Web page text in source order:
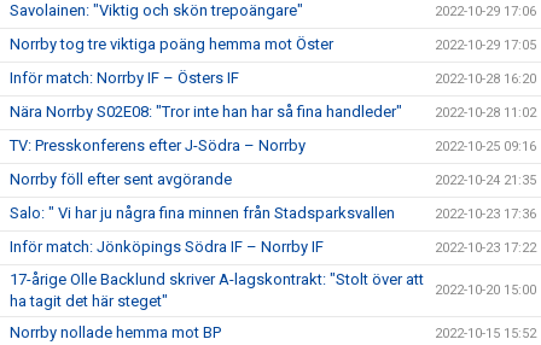
Savolainen: "Viktig och skön trepoängare" 2022-10-29 17:06
Norrby tog tre viktiga poäng hemma mot Öster 2022-10-29 17:05
Inför match: Norrby IF – Östers IF 2022-10-28 16:20
Nära Norrby S02E08: "Tror inte han har så fina handleder" 2022-10-28 11:02
TV: Presskonferens efter J-Södra – Norrby 2022-10-25 09:16
Norrby föll efter sent avgörande 2022-10-24 21:35
Salo: " Vi har ju några fina minnen från Stadsparksvallen 2022-10-23 17:36
Inför match: Jönköpings Södra IF – Norrby IF 2022-10-23 17:22
17-årige Olle Backlund skriver A-lagskontrakt: "Stolt över att
ha tagit det här steget"
2022-10-20 15:00
Norrby nollade hemma mot BP 2022-10-15 15:52